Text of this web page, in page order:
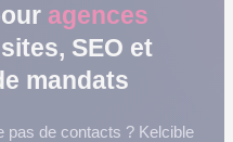
agences
SEO et
mandats
pas de contacts ? Kelcible